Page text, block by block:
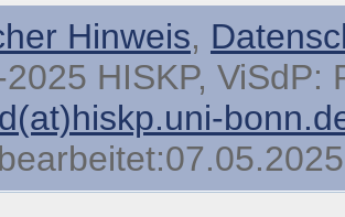
Hinweis,
HISKP, ViSdP: